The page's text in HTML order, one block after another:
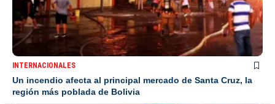
INTERNACIONALES
Un incendio afecta al principal mercado de Santa Cruz, la
región más poblada de Bolivia